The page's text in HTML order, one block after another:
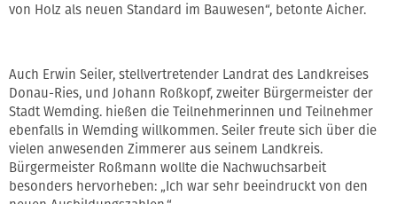
von Holz als neuen Standard im Bauwesen“, betonte Aicher.
Auch Erwin Seiler, stellvertretender Landrat des Landkreises
Donau-Ries, und Johann Roßkopf, zweiter Bürgermeister der
Stadt Wemding. hießen die Teilnehmerinnen und Teilnehmer
ebenfalls in Wemding willkommen. Seiler freute sich über die
vielen anwesenden Zimmerer aus seinem Landkreis.
Bürgermeister Roßmann wollte die Nachwuchsarbeit
besonders hervorheben: „Ich war sehr beeindruckt von den